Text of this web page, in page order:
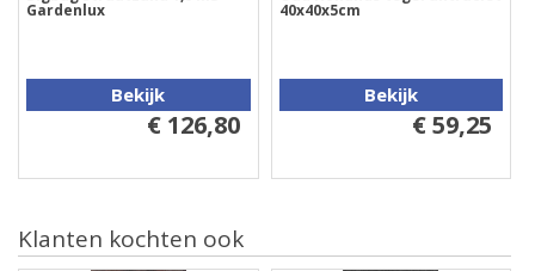
Gardenlux
Bekijk
€ 126,80
40x40x5cm
Bekijk
€ 59,25
Klanten kochten ook